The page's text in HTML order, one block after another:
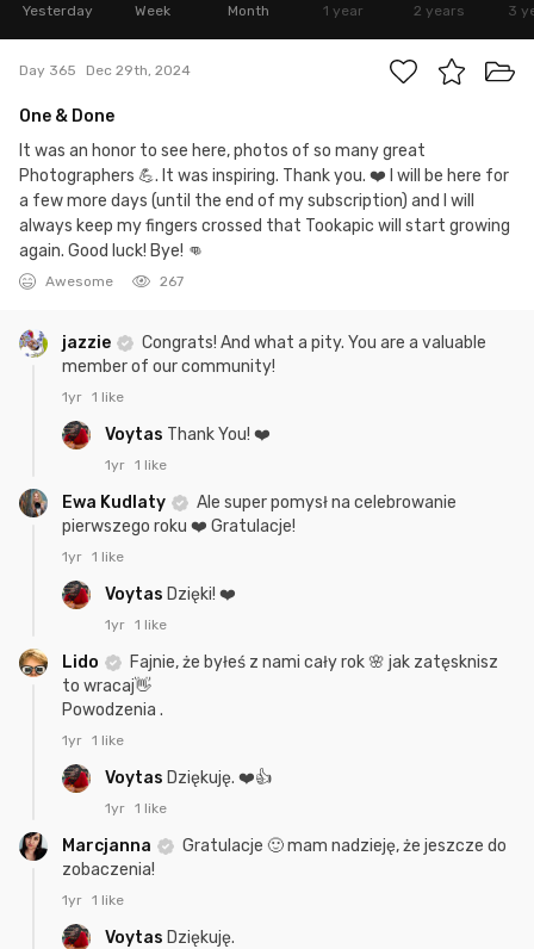
Yesterday Week Month 1 year 2 years 3
Day 365 Dec 29th, 2024
One & Done
It was an honor to see here, photos of so many great
Photographers 💪. It was inspiring. Thank you. ❤️ I will be here for
a few more days (until the end of my subscription) and I will
always keep my fingers crossed that Tookapic will start growing
again. Good luck! Bye! 👊
Awesome 267
jazzie
Congrats! And what a pity. You are a valuable
member of our community!
1yr 1 like
Voytas Thank You! ❤️
1yr 1 like
Ewa Kudlaty
Ale super pomysł na celebrowanie
pierwszego roku ❤️ Gratulacje!
1yr 1 like
Voytas Dzięki! ❤️
1yr 1 like
Lido
Fajnie, że byłeś z nami cały rok 🌸 jak zatęsknisz
to wracaj👋
Powodzenia .
1yr 1 like
Voytas Dziękuję. ❤️👍
1yr 1 like
Marcjanna
Gratulacje 🙂 mam nadzieję, że jeszcze do
zobaczenia!
1yr 1 like
Voytas Dziękuję.